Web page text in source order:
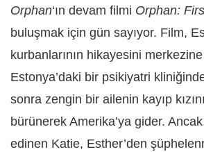
Orphan‘ın devam filmi Orphan:
buluşmak için gün sayıyor. Film,
kurbanlarının hikayesini
Estonya’daki bir psikiyatri
sonra zengin bir ailenin kayıp
bürünerek Amerika’ya gider.
edinen Katie, Esther’den